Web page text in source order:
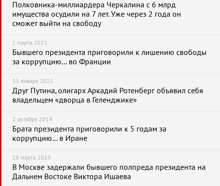
Полковника-миллиардера Черкалина с 6 млрд
имущества осудили на 7 лет. Уже через 2 года он
сможет выйти на свободу
1 марта 2021
Бывшего президента приговорили к лишению свободы
за коррупцию… во Франции
31 января 2021
Друг Путина, олигарх Аркадий Ротенберг объявил себя
владельцем «дворца в Геленджике»
2 октября 2019
Брата президента приговорили к 5 годам за
коррупцию… в Иране
28 марта 2019
В Москве задержали бывшего полпреда президента на
Дальнем Востоке Виктора Ишаева